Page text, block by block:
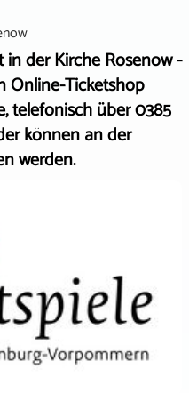
in der Kirche Rosenow -
Online-Ticketshop
telefonisch über 0385
können an der
werden.